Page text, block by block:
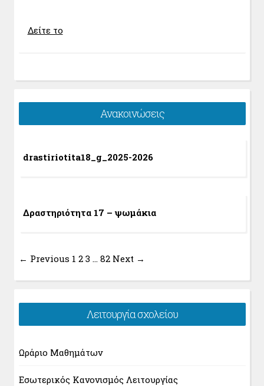
Δείτε το
Ανακοινώσεις
drastiriotita18_g_2025-2026
Δραστηριότητα 17 – ψωμάκια
← Previous 1 2 3 … 82 Next →
Λειτουργία σχολείου
Ωράριο Μαθημάτων
Εσωτερικός Κανονισμός Λειτουργίας